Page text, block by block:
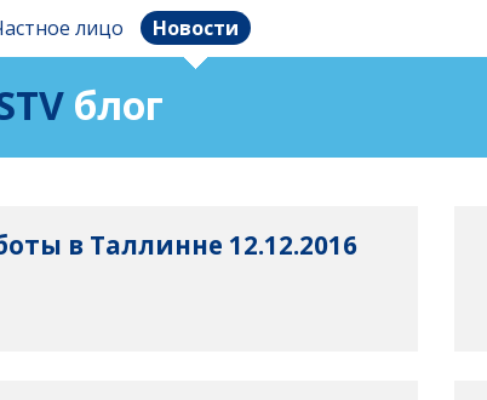
лицо Новости
блог
в Таллинне 12.12.2016